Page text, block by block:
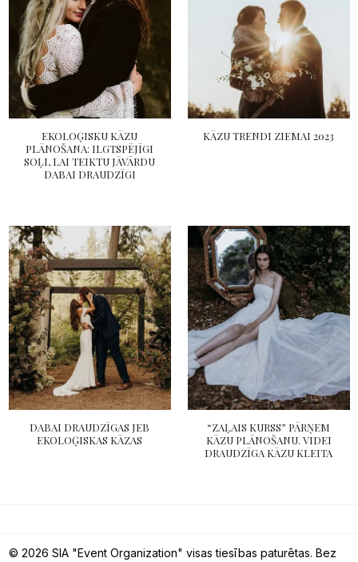
EKOLOĢISKU KĀZU
PLĀNOŠANA: ILGTSPĒJĪGI
SOĻI, LAI TEIKTU JĀVĀRDU
DABAI DRAUDZĪGI
KĀZU TRENDI ZIEMAI 2023
DABAI DRAUDZĪGAS JEB
EKOLOĢISKAS KĀZAS
“ZAĻAIS KURSS” PĀRŅEM
KĀZU PLĀNOŠANU. VIDEI
DRAUDZĪGA KĀZU KLEITA
© 2026 SIA "Event Organization" visas tiesības paturētas. Bez